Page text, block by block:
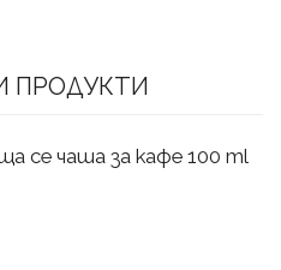
ПРОДУКТИ
се чаша за кафе 100 ml